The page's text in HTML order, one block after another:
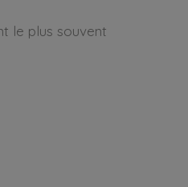
le plus souvent